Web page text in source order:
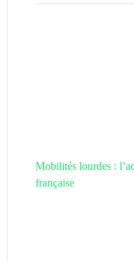
Mobilités lourdes :
française